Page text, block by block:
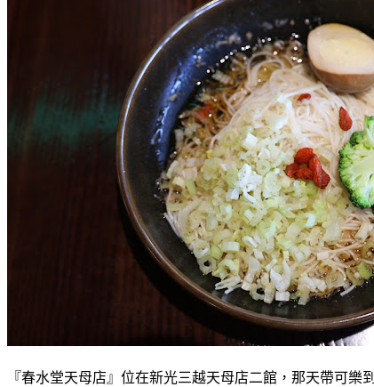
『春水堂天母店』位在新光三越天母店二館，那天帶可樂到